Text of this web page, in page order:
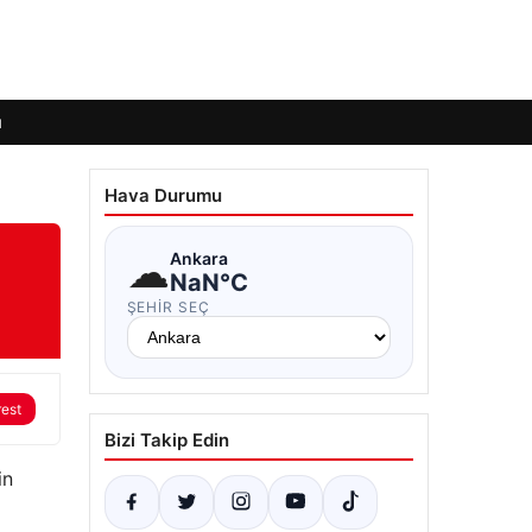
Hava Durumu
☁Ankara
NaN°C
ŞEHIR SEÇ
Bizi Takip Edin